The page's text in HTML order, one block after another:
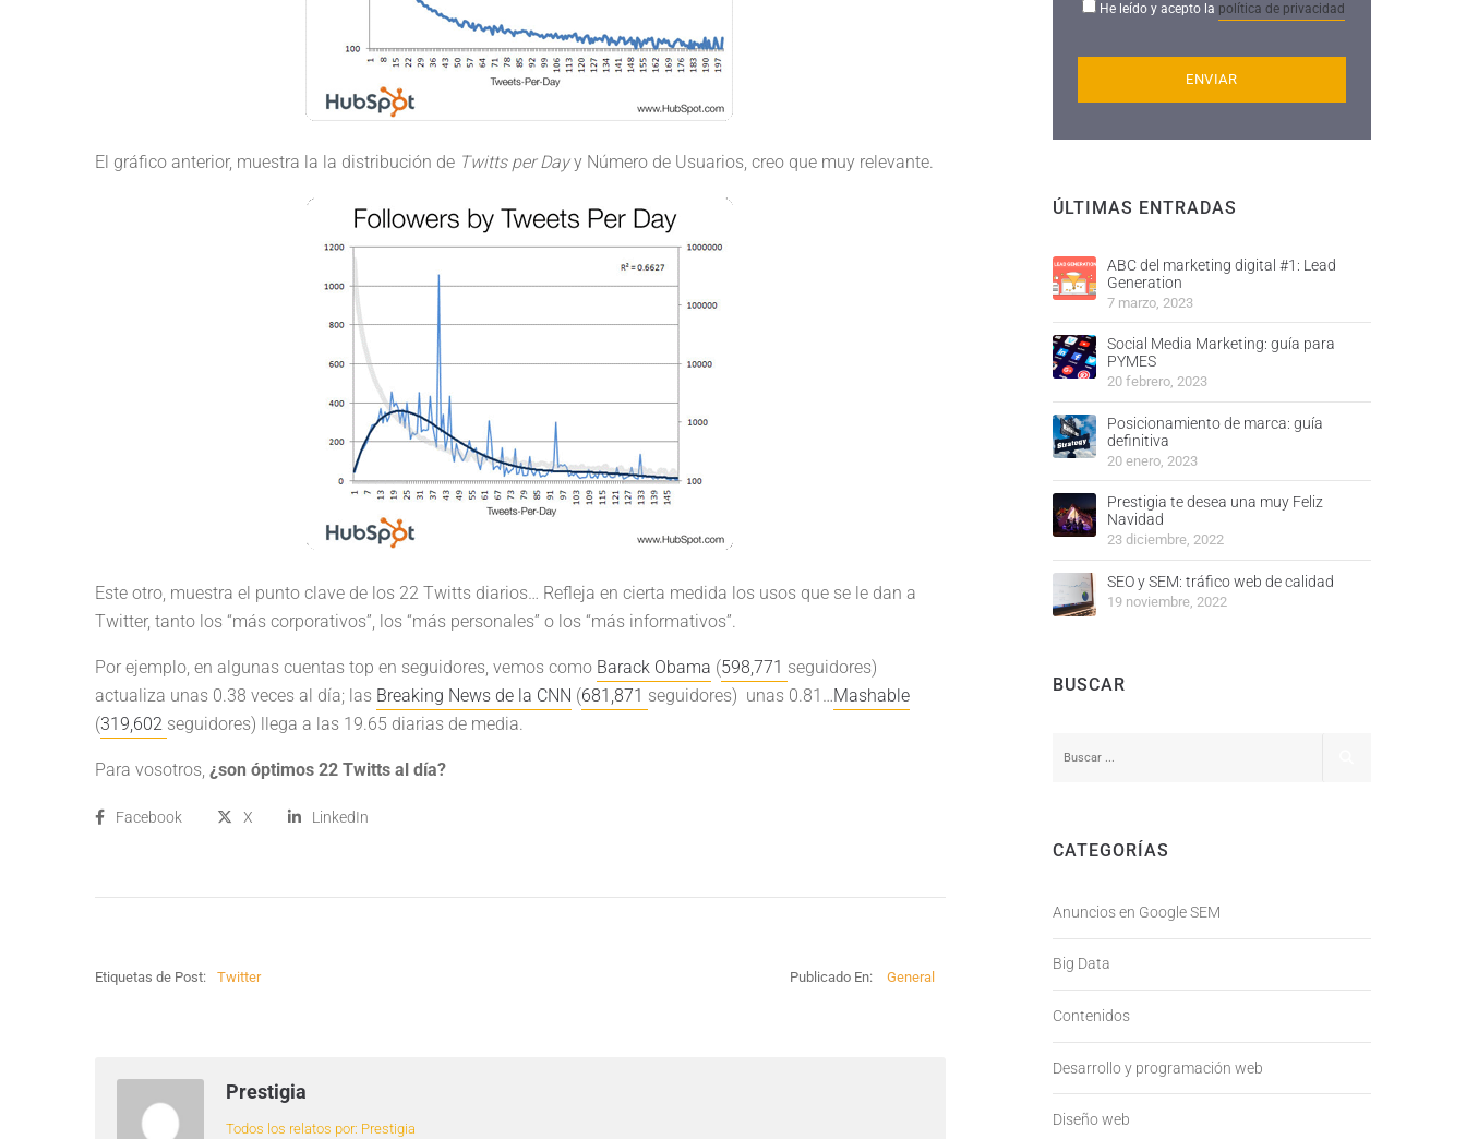
El gráfico anterior, muestra la la distribución de Twitts per Dayy Número de Usuarios, creo que muy relevante.
Este otro, muestra el punto clave de los 22 Twitts diarios… Refleja en cierta medida los usos que se le dan a
Twitter, tanto los “más corporativos”, los “más personales” o los “más informativos”.
Por ejemplo, en algunas cuentas top en seguidores, vemos como Barack Obama (598,771 seguidores)
actualiza unas 0.38 veces al día; las Breaking News de la CNN (681,871 seguidores) unas 0.81…Mashable
(319,602 seguidores) llega a las 19.65 diarias de media.
Para vosotros, ¿son óptimos 22 Twitts al día?
Facebook X LinkedIn
Etiquetas de Post: Twitter Publicado En: General
Prestigia
Todos los relatos por: Prestigia
He leído y acepto la política de privacidad
ÚLTIMAS ENTRADAS
ABC del marketing digital #1: Lead
Generation
7 marzo, 2023
Social Media Marketing: guía para
PYMES
20 febrero, 2023
Posicionamiento de marca: guía
definitiva
20 enero, 2023
Prestigia te desea una muy Feliz
Navidad
23 diciembre, 2022
SEO y SEM: tráfico web de calidad
19 noviembre, 2022
BUSCAR
CATEGORÍAS
Anuncios en Google SEM
Big Data
Contenidos
Desarrollo y programación web
Diseño web